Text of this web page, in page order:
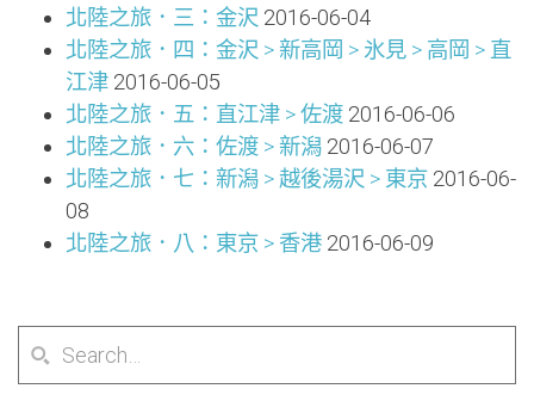
北陸之旅．三：金沢 2016-06-04
北陸之旅．四：金沢 > 新高岡 > 氷見 > 高岡 > 直
江津 2016-06-05
北陸之旅．五：直江津 > 佐渡 2016-06-06
北陸之旅．六：佐渡 > 新潟 2016-06-07
北陸之旅．七：新潟 > 越後湯沢 > 東京 2016-06-
08
北陸之旅．八：東京 > 香港 2016-06-09